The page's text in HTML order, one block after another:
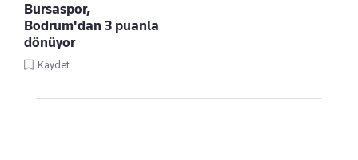
Bursaspor,
Bodrum'dan 3 puanla
dönüyor
Kaydet